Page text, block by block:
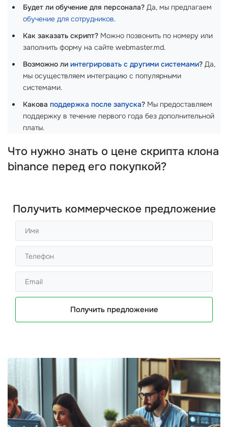
Будет ли обучение для персонала? Да, мы предлагаем
обучение для сотрудников.
Как заказать скрипт? Можно позвонить по номеру или
заполнить форму на сайте webmaster.md.
Возможно ли интегрировать с другими системами? Да,
мы осуществляем интеграцию с популярными
системами.
Какова поддержка после запуска? Мы предоставляем
поддержку в течение первого года без дополнительной
платы.
Что нужно знать о цене скрипта клона
binance перед его покупкой?
Получить коммерческое предложение
Получить предложение